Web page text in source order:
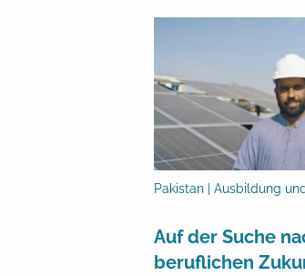
Pakistan | Ausbildung
Auf der Suche
beruflichen